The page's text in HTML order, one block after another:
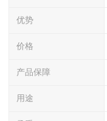
优势
价格
产品保障
用途